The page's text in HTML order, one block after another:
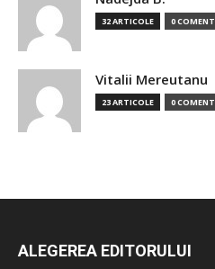
32 ARTICOLE 0
Vitalii Mereutanu
23 ARTICOLE 0
ALEGEREA EDITORULUI